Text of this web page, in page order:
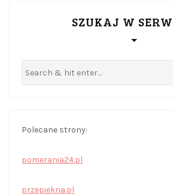
SZUKAJ W
Polecane strony:
pomerania24.pl
przepiekna.pl